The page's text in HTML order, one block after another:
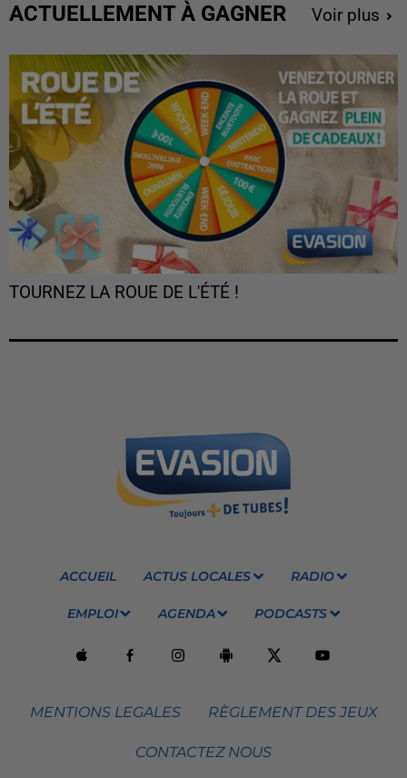
ACTUELLEMENT À GAGNER Voir plus
TOURNEZ LA ROUE DE L'ÉTÉ !
ACCUEIL ACTUS LOCALES RADIO
EMPLOI AGENDA PODCASTS
MENTIONS LEGALES RÈGLEMENT DES JEUX
CONTACTEZ NOUS